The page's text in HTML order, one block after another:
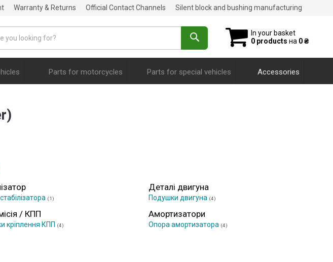
Warranty & Returns Official Contact Channels Silent block and bushing manufacturing
In your basket
0 products на 0 ₴
Parts for motorcycles Parts for special vehicles Accessories
(1)
Деталі двигуна
Подушки двигуна (4)
/ КПП
кріплення КПП (4)
Амортизатори
Опора амортизатора (4)